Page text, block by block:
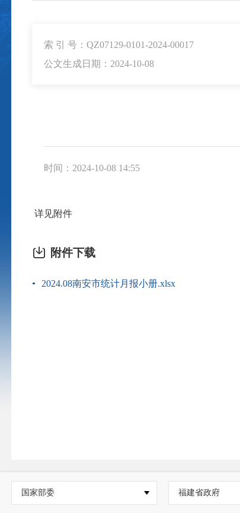
索 引 号：QZ07129-0101-2024-00017
公文生成日期：2024-10-08
时间：2024-10-08 14:55
详见附件
附件下载
2024.08南安市统计月报小册.xlsx
国家部委 福建省政府